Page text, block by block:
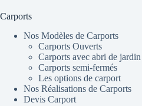
Carports
Nos Modèles de Carports
Carports Ouverts
Carports avec abri de jardin
Carports semi-fermés
Les options de carport
Nos Réalisations de Carports
Devis Carport